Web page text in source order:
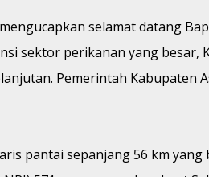
selamat datang
sektor perikanan yang besar,
Pemerintah Kabupaten
pantai sepanjang 56 km